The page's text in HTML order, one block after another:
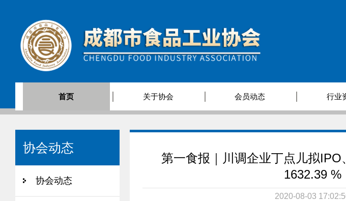
首页 关于协会 会员动态 行业
协会动态
协会动态
第一食报｜川调企业丁点儿拟
1632.39 %
2020-08-03